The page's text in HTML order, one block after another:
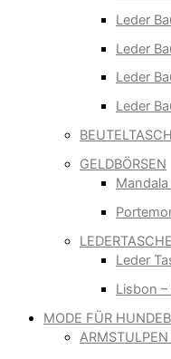
Leder
Leder
Leder
Leder
GELDBÖRSEN
Leder
Lisbon
MODE FÜR